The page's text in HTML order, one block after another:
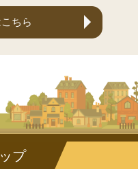
ちら